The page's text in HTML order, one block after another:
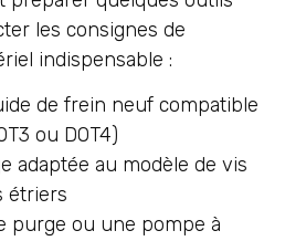
les consignes de
indispensable :
de frein neuf compatible
ou DOT4)
adaptée au modèle de vis
étriers
purge ou une pompe à